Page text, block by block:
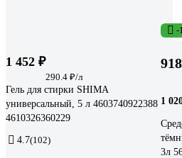
1 452 ₽
290.4 ₽/л
Гель для стирки SHIMA
универсальный, 5 л 4603740922388
4610326360229
4.7(102)
-
1
3л